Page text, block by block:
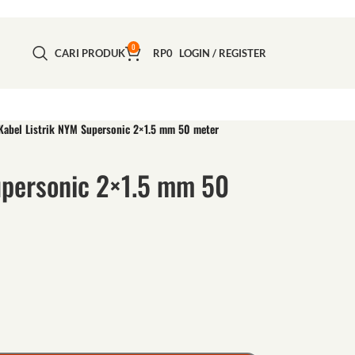
CARI PRODUK 0 RP0 LOGIN / REGISTER
Listrik NYM Supersonic 2×1.5 mm 50 meter
2×1.5 mm 50